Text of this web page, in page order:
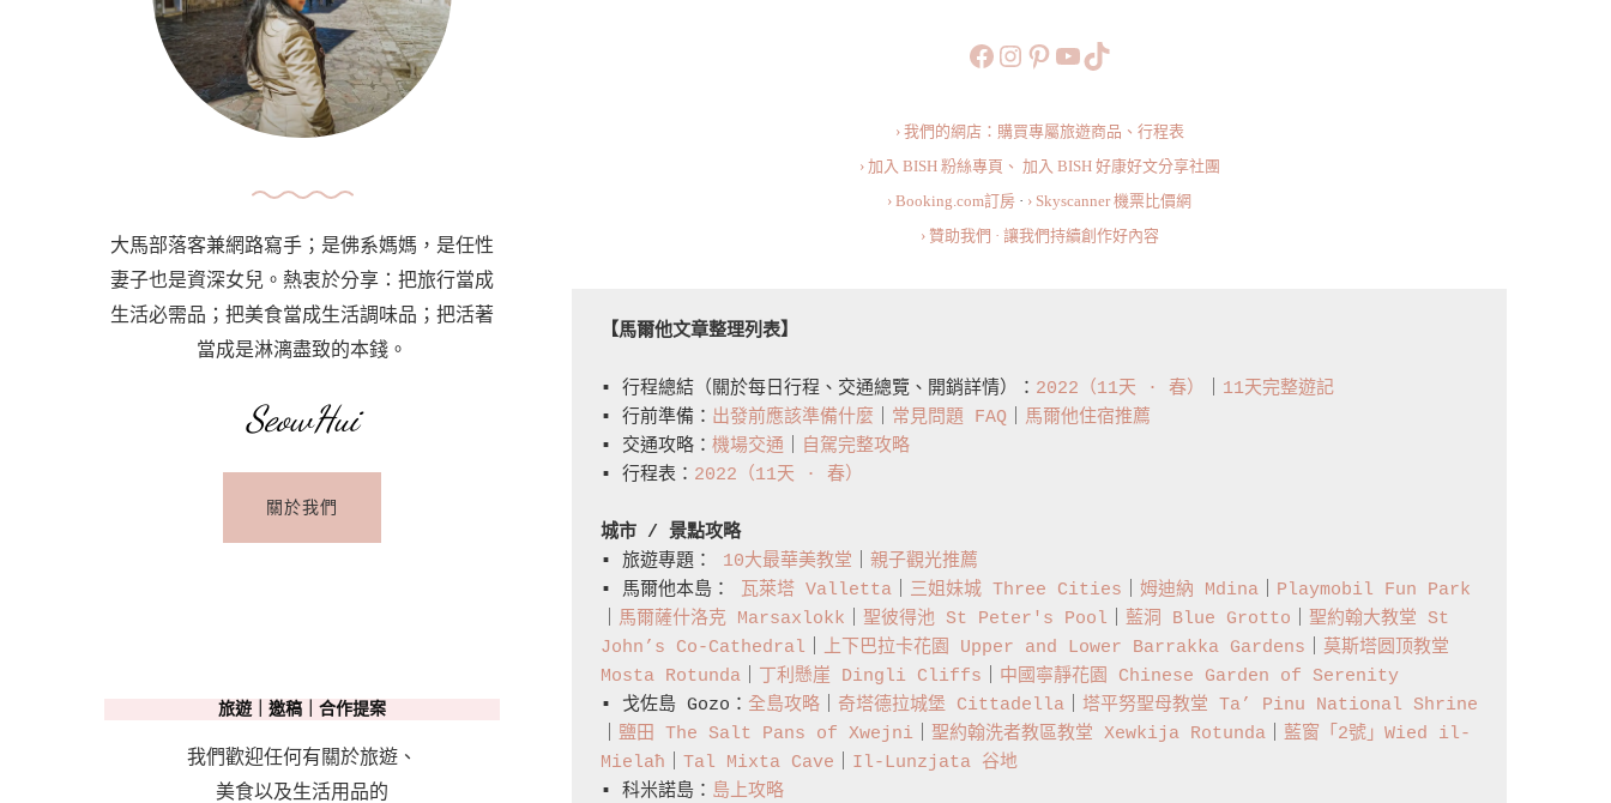
Know
https://www.facebook.com/bishdream
https://www.instagram.com/bishdream/
https://www.pinterest.com/BISHDREAM/
旅行美食小短片TikTok
› 我們的網店：購買專屬旅遊商品、行程表
› 加入 BISH 粉絲專頁、 加入 BISH 好康好文分享社團
› Booking.com訂房 · › Skyscanner 機票比價網
› 贊助我們 · 讓我們持續創作好內容
【馬爾他文章整理列表】
▪️ 行程總結（關於每日行程、交通總覽、開銷詳情）： 2022（11天 · 春）
11天完整遊記
▪️ 行前準備： 出發前應該準備什麼 常見問題 FAQ
馬爾他住宿推薦
▪️ 交通攻略： 機場交通
自駕完整攻略
▪️ 行程表： 2022（11天 · 春）
城市 / 景點攻略
▪️ 旅遊專題： 10大最華美教堂
親子觀光推薦
▪️ 馬爾他本島： 瓦萊塔 Valletta 三姐妹城 Three Cities 姆迪納 Mdina
Playmobil Fun Park
馬爾薩什洛克 Marsaxlokk 聖彼得池 St Peter's Pool 藍洞 Blue Grotto
聖約翰大教堂 St
John’s Co-Cathedral
上下巴拉卡花園 Upper and Lower Barrakka Gardens
莫斯塔圆顶教堂
Mosta Rotunda
丁利懸崖 Dingli Cliffs
中國寧靜花園 Chinese Garden of Serenity
▪️ 戈佐島 Gozo： 全島攻略 奇塔德拉城堡 Cittadella
塔平努聖母教堂 Ta’ Pinu National Shrine
鹽田 The Salt Pans of Xwejni 聖約翰洗者教區教堂 Xewkija Rotunda
藍窗「2號」Wied il-
Mielaħ
Tal Mixta Cave
Il-Lunzjata 谷地
▪️ 科米諾島： 島上攻略
大馬部落客兼網路寫手；是佛系媽媽，是任性
妻子也是資深女兒。熱衷於分享：把旅行當成
生活必需品；把美食當成生活調味品；把活著
當成是淋漓盡致的本錢。
SeowHui
關於我們
旅遊｜邀稿｜合作提案
我們歡迎任何有關於旅遊、
美食以及生活用品的